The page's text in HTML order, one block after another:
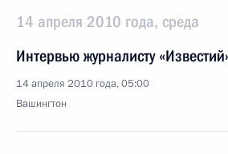
14 апреля 2010 года, среда
Интервью журналисту
14 апреля 2010 года, 05:00
Вашингтон